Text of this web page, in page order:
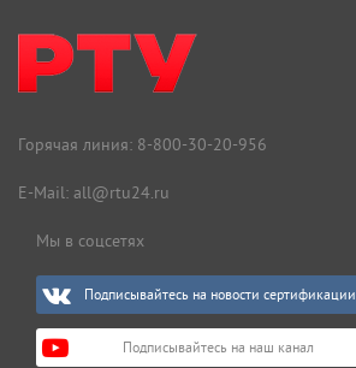
Горячая линия: 8-800-30-20-956
E-Mail: all@rtu24.ru
Мы в соцсетях
Подписывайтесь на новости сертификации
Подписывайтесь на наш канал